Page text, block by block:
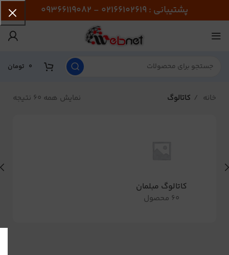
پشتیبانی : 02166102619 - 09366119082
0 تومان
خانه کاتالوگ نمایش همه 60 نتیجه
کاتالوگ مبلمان
60 محصول